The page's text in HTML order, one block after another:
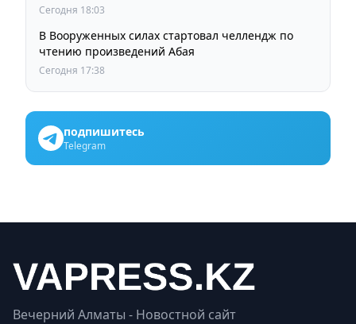
Сегодня 18:03
В Вооруженных силах стартовал челлендж по
чтению произведений Абая
Сегодня 17:38
подпишитесь
Telegram
Вечерний Алматы - Новостной сайт